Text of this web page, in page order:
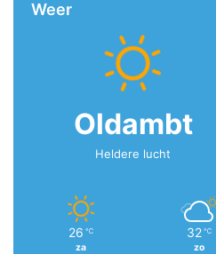
Weer
Oldambt
Heldere lucht
26 ℃
za
32 ℃
zo